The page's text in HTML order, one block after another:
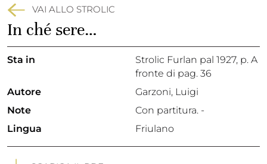
VAI ALLO STROLIC
In ché sere…
Sta in Strolic Furlan pal 1927, p. A
fronte di pag. 36
Autore
Garzoni, Luigi
Note
Con partitura. -
Lingua
Friulano